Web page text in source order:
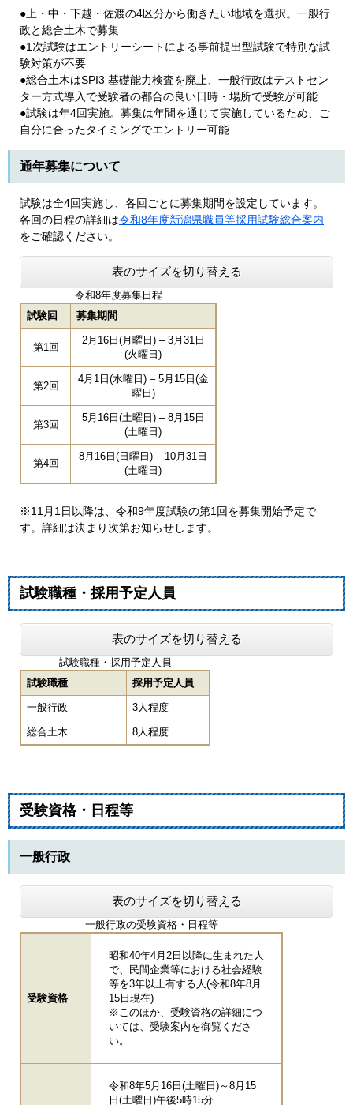
●上・中・下越・佐渡の4区分から働きたい地域を選択。一般行
政と総合土木で募集
●1次試験はエントリーシートによる事前提出型試験で特別な試
験対策が不要
●総合土木はSPI3 基礎能力検査を廃止、一般行政はテストセン
ター方式導入で受験者の都合の良い日時・場所で受験が可能
●試験は年4回実施。募集は年間を通じて実施しているため、ご
自分に合ったタイミングでエントリー可能
通年募集について
試験は全4回実施し、各回ごとに募集期間を設定しています。
各回の日程の詳細は令和8年度新潟県職員等採用試験総合案内
をご確認ください。
表のサイズを切り替える
令和8年度募集日程
試験回
募集期間
第1回
2月16日(月曜日) – 3月31日
(火曜日)
第2回
4月1日(水曜日) – 5月15日(金
曜日)
第3回
5月16日(土曜日) – 8月15日
(土曜日)
第4回
8月16日(日曜日) – 10月31日
(土曜日)
※11月1日以降は、令和9年度試験の第1回を募集開始予定で
す。詳細は決まり次第お知らせします。
試験職種・採用予定人員
表のサイズを切り替える
試験職種・採用予定人員
試験職種
採用予定人員
一般行政 3人程度
総合土木 8人程度
受験資格・日程等
一般行政
表のサイズを切り替える
一般行政の受験資格・日程等
受験資格
昭和40年4月2日以降に生まれた人
で、民間企業等における社会経験
等を3年以上有する人(令和8年8月
15日現在)
※このほか、受験資格の詳細につ
いては、受験案内を御覧くださ
い。
令和8年5月16日(土曜日)～8月15
日(土曜日)午後5時15分